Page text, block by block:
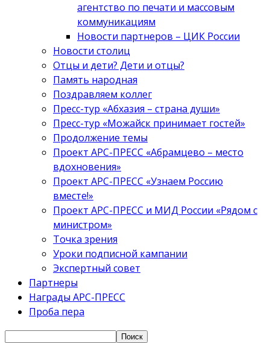
агентство по печати и массовым
коммуникациям
Новости партнеров – ЦИК России
Новости столиц
Отцы и дети? Дети и отцы?
Память народная
Поздравляем коллег
Пресс-тур «Абхазия – страна души»
Пресс-тур «Можайск принимает гостей»
Продолжение темы
Проект АРС-ПРЕСС «Абрамцево – место
вдохновения»
Проект АРС-ПРЕСС «Узнаем Россию
вместе!»
Проект АРС-ПРЕСС и МИД России «Рядом с
министром»
Точка зрения
Уроки подписной кампании
Экспертный совет
Партнеры
Награды АРС-ПРЕСС
Проба пера